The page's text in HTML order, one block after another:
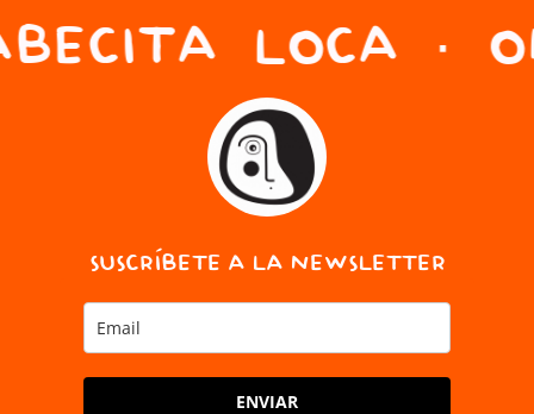
LOCA ·
SUSCRÍBETE A LA NEWSLETTER
ENVIAR